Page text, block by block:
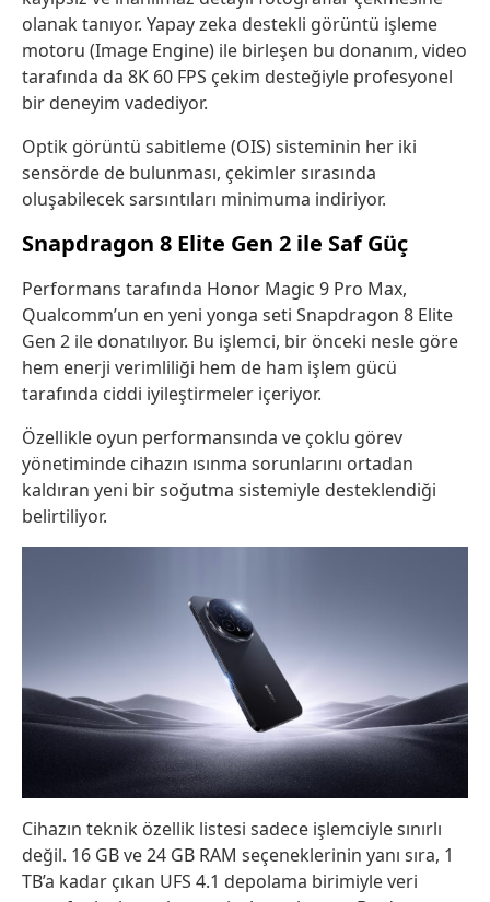
olanak tanıyor. Yapay zeka destekli görüntü işleme
motoru (Image Engine) ile birleşen bu donanım, video
tarafında da 8K 60 FPS çekim desteğiyle profesyonel
bir deneyim vadediyor.
Optik görüntü sabitleme (OIS) sisteminin her iki
sensörde de bulunması, çekimler sırasında
oluşabilecek sarsıntıları minimuma indiriyor.
Snapdragon 8 Elite Gen 2 ile Saf Güç
Performans tarafında Honor Magic 9 Pro Max,
Qualcomm’un en yeni yonga seti Snapdragon 8 Elite
Gen 2 ile donatılıyor. Bu işlemci, bir önceki nesle göre
hem enerji verimliliği hem de ham işlem gücü
tarafında ciddi iyileştirmeler içeriyor.
Özellikle oyun performansında ve çoklu görev
yönetiminde cihazın ısınma sorunlarını ortadan
kaldıran yeni bir soğutma sistemiyle desteklendiği
belirtiliyor.
Cihazın teknik özellik listesi sadece işlemciyle sınırlı
değil. 16 GB ve 24 GB RAM seçeneklerinin yanı sıra, 1
TB’a kadar çıkan UFS 4.1 depolama birimiyle veri